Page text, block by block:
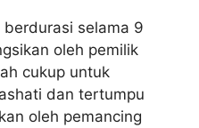
selama 9
oleh pemilik
cukup untuk
dan tertumpu
oleh pemancing